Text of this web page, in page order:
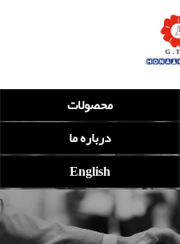
محصولات
درباره ما
English